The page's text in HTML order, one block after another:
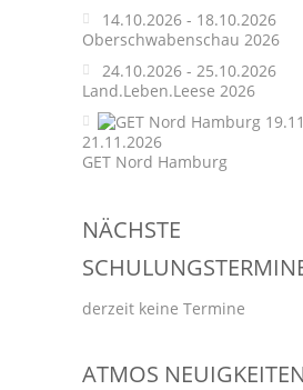
14.10.2026 - 18.10.2026
Oberschwabenschau 2026
24.10.2026 - 25.10.2026
Land.Leben.Leese 2026
21.11.2026
GET Nord Hamburg
NÄCHSTE
derzeit keine Termine
ATMOS